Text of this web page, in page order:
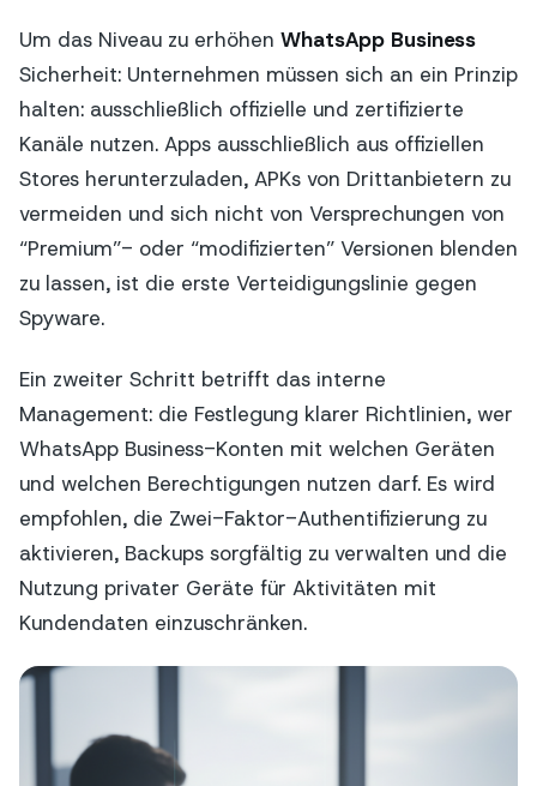
Um das Niveau zu erhöhen WhatsApp Business
Sicherheit: Unternehmen müssen sich an ein Prinzip
halten: ausschließlich offizielle und zertifizierte
Kanäle nutzen. Apps ausschließlich aus offiziellen
Stores herunterzuladen, APKs von Drittanbietern zu
vermeiden und sich nicht von Versprechungen von
“Premium”- oder “modifizierten” Versionen blenden
zu lassen, ist die erste Verteidigungslinie gegen
Spyware.
Ein zweiter Schritt betrifft das interne
Management: die Festlegung klarer Richtlinien, wer
WhatsApp Business-Konten mit welchen Geräten
und welchen Berechtigungen nutzen darf. Es wird
empfohlen, die Zwei-Faktor-Authentifizierung zu
aktivieren, Backups sorgfältig zu verwalten und die
Nutzung privater Geräte für Aktivitäten mit
Kundendaten einzuschränken.